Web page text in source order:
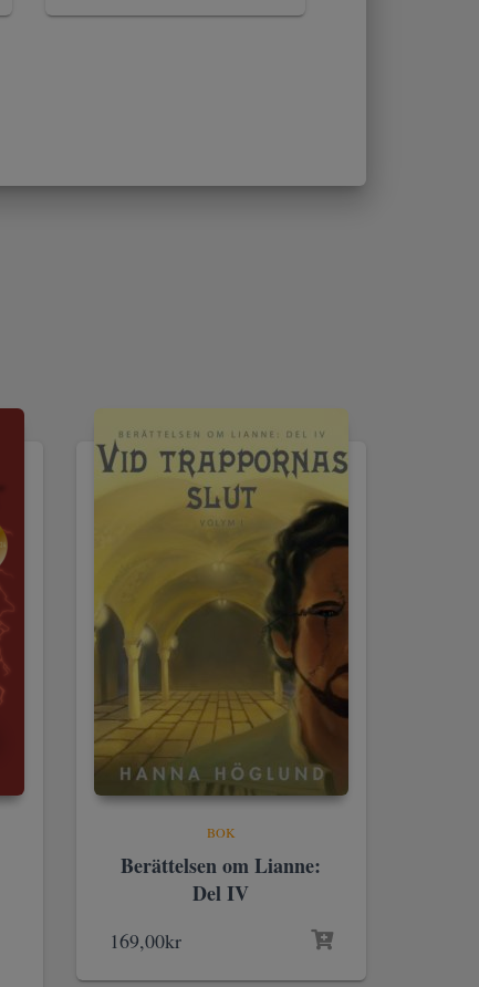
BOK
Berättelsen om Lianne:
Del IV
169,00kr